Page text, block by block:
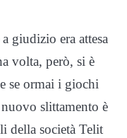
giudizio era attesa
volta, però, si è
se ormai i giochi
slittamento è
della società Telit